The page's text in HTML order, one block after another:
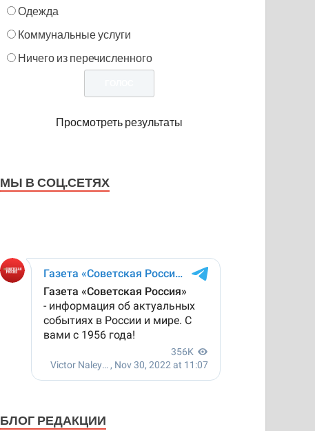
Одежда
Коммунальные услуги
Ничего из перечисленного
Просмотреть результаты
МЫ В СОЦ.СЕТЯХ
БЛОГ РЕДАКЦИИ